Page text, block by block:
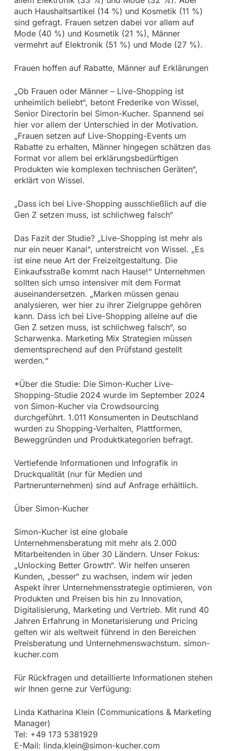
auch Haushaltsartikel (14 %) und Kosmetik (11 %)
sind gefragt. Frauen setzen dabei vor allem auf
Mode (40 %) und Kosmetik (21 %), Männer
vermehrt auf Elektronik (51 %) und Mode (27 %).
Frauen hoffen auf Rabatte, Männer auf Erklärungen
„Ob Frauen oder Männer – Live-Shopping ist
unheimlich beliebt“, betont Frederike von Wissel,
Senior Directorin bei Simon-Kucher. Spannend sei
hier vor allem der Unterschied in der Motivation.
„Frauen setzen auf Live-Shopping-Events um
Rabatte zu erhalten, Männer hingegen schätzen das
Format vor allem bei erklärungsbedürftigen
Produkten wie komplexen technischen Geräten“,
erklärt von Wissel.
„Dass ich bei Live-Shopping ausschließlich auf die
Gen Z setzen muss, ist schlichweg falsch“
Das Fazit der Studie? „Live-Shopping ist mehr als
nur ein neuer Kanal“, unterstreicht von Wissel. „Es
ist eine neue Art der Freizeitgestaltung. Die
Einkaufsstraße kommt nach Hause!“ Unternehmen
sollten sich umso intensiver mit dem Format
auseinandersetzen. „Marken müssen genau
analysieren, wer hier zu ihrer Zielgruppe gehören
kann. Dass ich bei Live-Shopping alleine auf die
Gen Z setzen muss, ist schlichweg falsch“, so
Scharwenka. Marketing Mix Strategien müssen
dementsprechend auf den Prüfstand gestellt
werden.“
*Über die Studie: Die Simon-Kucher Live-
Shopping-Studie 2024 wurde im September 2024
von Simon-Kucher via Crowdsourcing
durchgeführt. 1.011 Konsumenten in Deutschland
wurden zu Shopping-Verhalten, Plattformen,
Beweggründen und Produktkategorien befragt.
Vertiefende Informationen und Infografik in
Druckqualität (nur für Medien und
Partnerunternehmen) sind auf Anfrage erhältlich.
Über Simon-Kucher
Simon-Kucher ist eine globale
Unternehmensberatung mit mehr als 2.000
Mitarbeitenden in über 30 Ländern. Unser Fokus:
„Unlocking Better Growth“. Wir helfen unseren
Kunden, „besser“ zu wachsen, indem wir jeden
Aspekt ihrer Unternehmensstrategie optimieren, von
Produkten und Preisen bis hin zu Innovation,
Digitalisierung, Marketing und Vertrieb. Mit rund 40
Jahren Erfahrung in Monetarisierung und Pricing
gelten wir als weltweit führend in den Bereichen
Preisberatung und Unternehmenswachstum. simon-
kucher.com
Für Rückfragen und detaillierte Informationen stehen
wir Ihnen gerne zur Verfügung:
Linda Katharina Klein (Communications & Marketing
Manager)
Tel: +49 173 5381929
E-Mail: linda.klein@simon-kucher.com